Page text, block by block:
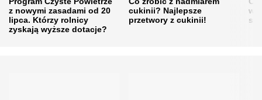
z nowymi zasadami od 20
lipca. Którzy rolnicy
zyskają wyższe dotacje?
cukinii? Najlepsze
przetwory z cukinii!
w